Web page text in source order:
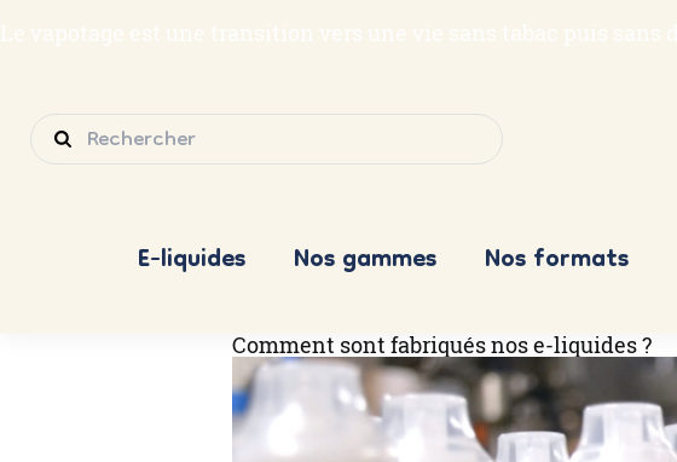
E-liquides Nos gammes Nos formats
Comment sont fabriqués nos e-liquides ?